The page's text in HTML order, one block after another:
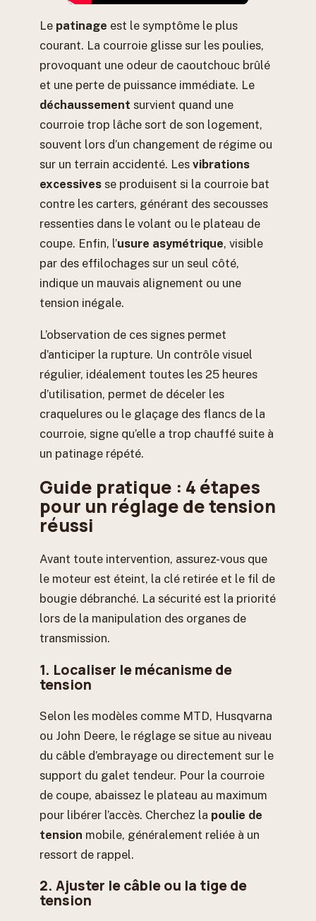
Le patinage est le symptôme le plus
courant. La courroie glisse sur les poulies,
provoquant une odeur de caoutchouc brûlé
et une perte de puissance immédiate. Le
déchaussement survient quand une
courroie trop lâche sort de son logement,
souvent lors d’un changement de régime ou
sur un terrain accidenté. Les vibrations
excessives se produisent si la courroie bat
contre les carters, générant des secousses
ressenties dans le volant ou le plateau de
coupe. Enfin, l’usure asymétrique, visible
par des effilochages sur un seul côté,
indique un mauvais alignement ou une
tension inégale.
L’observation de ces signes permet
d’anticiper la rupture. Un contrôle visuel
régulier, idéalement toutes les 25 heures
d’utilisation, permet de déceler les
craquelures ou le glaçage des flancs de la
courroie, signe qu’elle a trop chauffé suite à
un patinage répété.
Guide pratique : 4 étapes
pour un réglage de tension
réussi
Avant toute intervention, assurez-vous que
le moteur est éteint, la clé retirée et le fil de
bougie débranché. La sécurité est la priorité
lors de la manipulation des organes de
transmission.
1. Localiser le mécanisme de
tension
Selon les modèles comme MTD, Husqvarna
ou John Deere, le réglage se situe au niveau
du câble d’embrayage ou directement sur le
support du galet tendeur. Pour la courroie
de coupe, abaissez le plateau au maximum
pour libérer l’accès. Cherchez la poulie de
tension mobile, généralement reliée à un
ressort de rappel.
2. Ajuster le câble ou la tige de
tension